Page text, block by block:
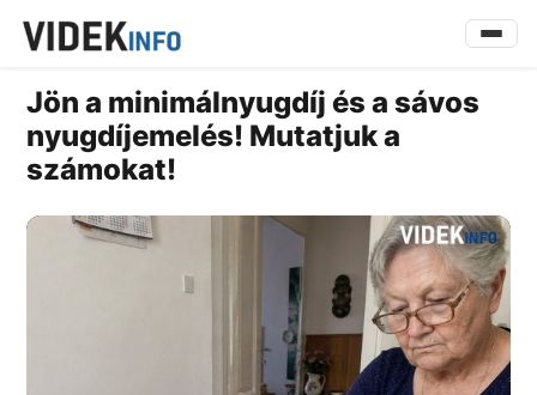
Jön a minimálnyugdíj és a sávos
nyugdíjemelés! Mutatjuk a
számokat!